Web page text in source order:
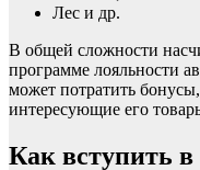
Лес и др.
В общей сложности
программе лояльности
может потратить
интересующие его
Как вступить